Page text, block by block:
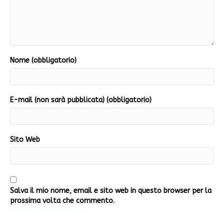
Nome (obbligatorio)
E-mail (non sarà pubblicata) (obbligatorio)
Sito Web
Salva il mio nome, email e sito web in questo browser per la
prossima volta che commento.